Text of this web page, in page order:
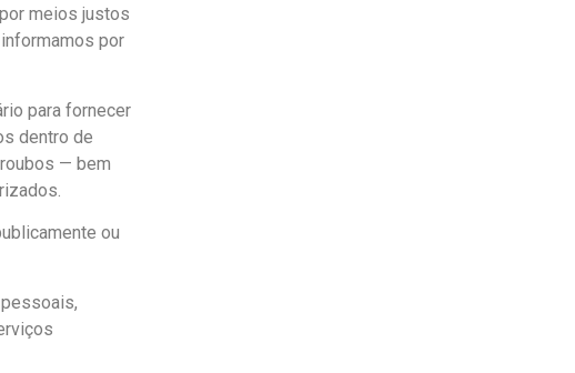
meios justos
por
para fornecer
dentro de
— bem
ou